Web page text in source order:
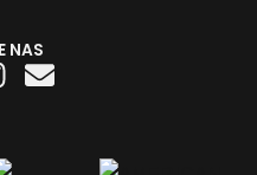
NAS
Envelope